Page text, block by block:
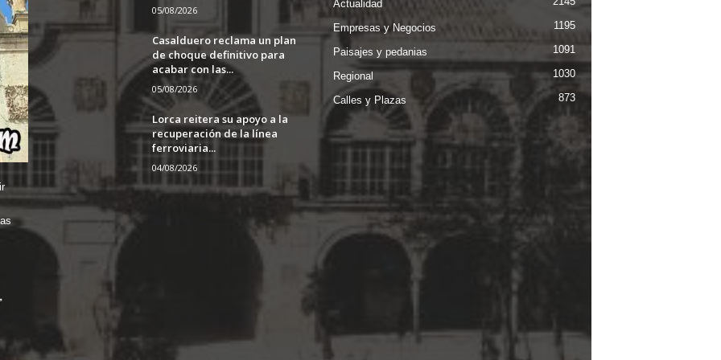
05/08/2026
Casalduero reclama un plan
de choque definitivo para
acabar con las...
05/08/2026
Lorca reitera su apoyo a la
recuperación de la línea
ferroviaria...
04/08/2026
Actualidad
Empresas y Negocios 1195
Paisajes y pedanias 1091
Regional 1030
Calles y Plazas 873